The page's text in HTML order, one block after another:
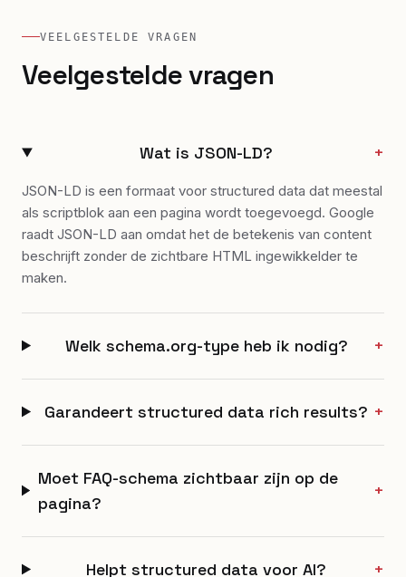
VEELGESTELDE VRAGEN
Veelgestelde vragen
Wat is JSON-LD? +
JSON-LD is een formaat voor structured data dat meestal
als scriptblok aan een pagina wordt toegevoegd. Google
raadt JSON-LD aan omdat het de betekenis van content
beschrijft zonder de zichtbare HTML ingewikkelder te
maken.
Welk schema.org-type heb ik nodig? +
Garandeert structured data rich results? +
Moet FAQ-schema zichtbaar zijn op de
pagina?
+
Helpt structured data voor AI? +